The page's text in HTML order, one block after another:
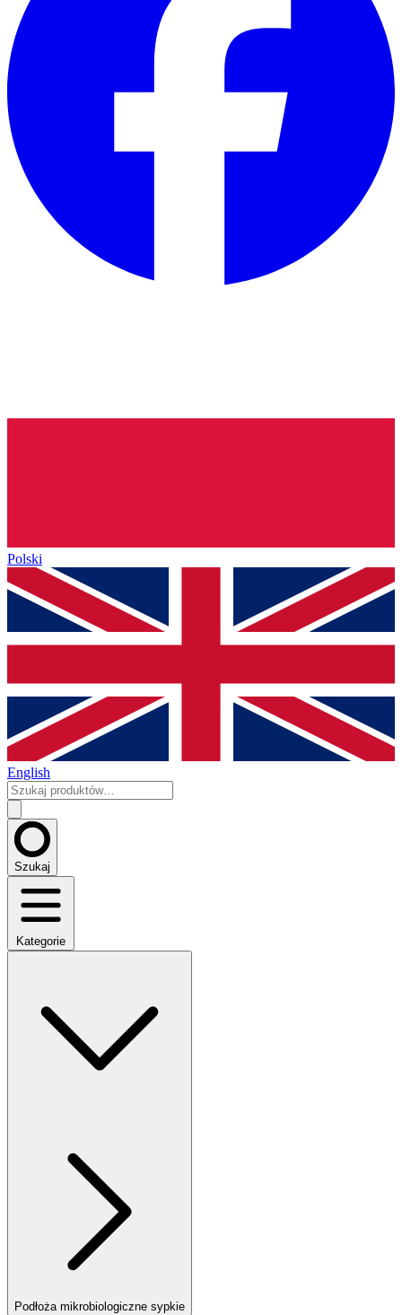
Polski
English
Szukaj
Kategorie
Podłoża mikrobiologiczne sypkie